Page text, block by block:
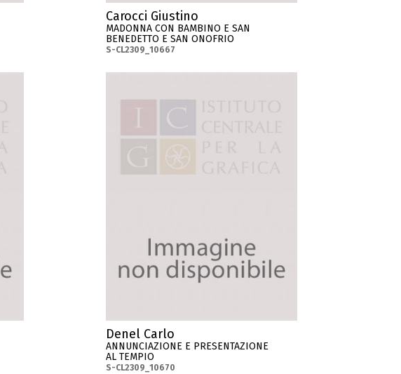
Carocci Giustino
MADONNA CON BAMBINO E SAN
BENEDETTO E SAN ONOFRIO
S-CL2309_10667
Denel Carlo
ANNUNCIAZIONE E PRESENTAZIONE
AL TEMPIO
S-CL2309_10670